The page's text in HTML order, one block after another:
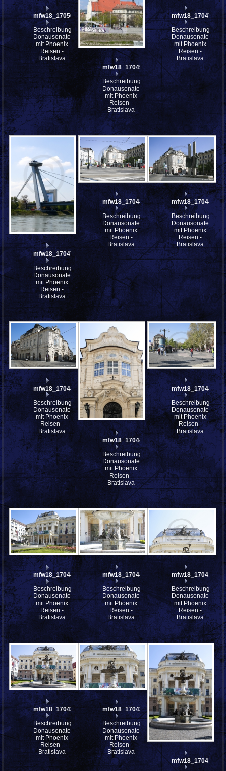
mfw18_170500
Beschreibung:
Donausonate
mit Phoenix
Reisen -
Bratislava
mfw18_170495
Beschreibung:
Donausonate
mit Phoenix
Reisen -
Bratislava
mfw18_170479
Beschreibung:
Donausonate
mit Phoenix
Reisen -
Bratislava
mfw18_170477
Beschreibung:
Donausonate
mit Phoenix
Reisen -
Bratislava
mfw18_170447
Beschreibung:
Donausonate
mit Phoenix
Reisen -
Bratislava
mfw18_170446
Beschreibung:
Donausonate
mit Phoenix
Reisen -
Bratislava
mfw18_170445
Beschreibung:
Donausonate
mit Phoenix
Reisen -
Bratislava
mfw18_170444
Beschreibung:
Donausonate
mit Phoenix
Reisen -
Bratislava
mfw18_170442
Beschreibung:
Donausonate
mit Phoenix
Reisen -
Bratislava
mfw18_170441
Beschreibung:
Donausonate
mit Phoenix
Reisen -
Bratislava
mfw18_170440
Beschreibung:
Donausonate
mit Phoenix
Reisen -
Bratislava
mfw18_170439
Beschreibung:
Donausonate
mit Phoenix
Reisen -
Bratislava
mfw18_170437
Beschreibung:
Donausonate
mit Phoenix
Reisen -
Bratislava
mfw18_170436
Beschreibung:
Donausonate
mit Phoenix
Reisen -
Bratislava
mfw18_170434